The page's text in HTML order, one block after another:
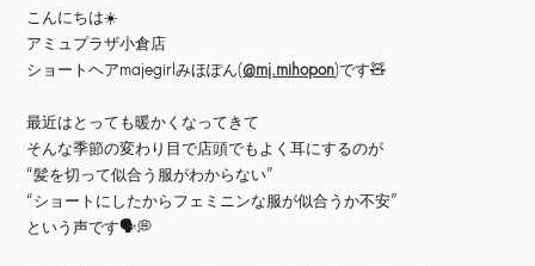
こんにちは☀️
アミュプラザ小倉店
ショートヘアmajegirlみほぽん(@mj.mihopon)です🧸
最近はとっても暖かくなってきて
そんな季節の変わり目で店頭でもよく耳にするのが
“髪を切って似合う服がわからない”
“ショートにしたからフェミニンな服が似合うか不安”
という声です🗣💭